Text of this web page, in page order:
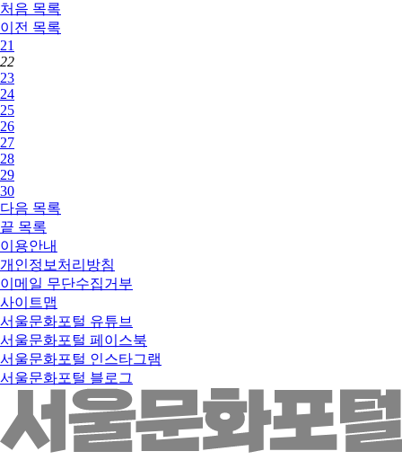
처음 목록
이전 목록
21
22
23
24
25
26
27
28
29
30
다음 목록
끝 목록
이용안내
개인정보처리방침
이메일 무단수집거부
사이트맵
서울문화포털 유튜브
서울문화포털 페이스북
서울문화포털 인스타그램
서울문화포털 블로그